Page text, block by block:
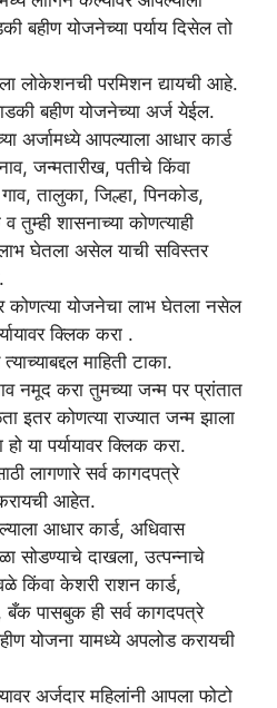
बहीण योजनेच्या पर्याय दिसेल तो
लोकेशनची परमिशन द्यायची आहे.
बहीण योजनेच्या अर्ज येईल.
अर्जामध्ये आपल्याला आधार कार्ड
जन्मतारीख, पतीचे किंवा
तालुका, जिल्हा, पिनकोड,
तुम्ही शासनाच्या कोणत्याही
घेतला असेल याची सविस्तर
कोणत्या योजनेचा लाभ घेतला नसेल
क्लिक करा .
माहिती टाका.
नमूद करा तुमच्या जन्म पर प्रांतात
इतर कोणत्या राज्यात जन्म झाला
या पर्यायावर क्लिक करा.
लागणारे सर्व कागदपत्रे
आहेत.
आधार कार्ड, अधिवास
सोडण्याचे दाखला, उत्पन्नाचे
किंवा केशरी राशन कार्ड,
बँक पासबुक ही सर्व कागदपत्रे
योजना यामध्ये अपलोड करायची
अर्जदार महिलांनी आपला फोटो